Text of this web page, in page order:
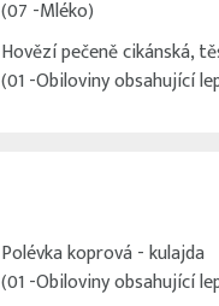
(07 -Mléko)
Hovězí pečeně cikánská,
(01 -Obiloviny obsahující
Polévka koprová - kulajda
(01 -Obiloviny obsahující